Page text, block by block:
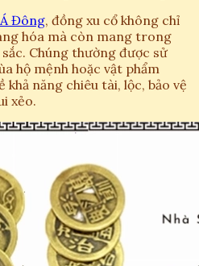
Đông, đồng xu cổ không chỉ
hóa mà còn mang trong
Chúng thường được sử
hộ mệnh hoặc vật phẩm
năng chiêu tài, lộc, bảo vệ
xẻo.